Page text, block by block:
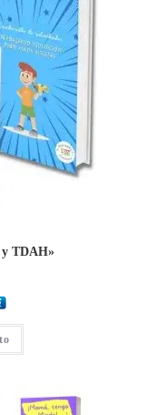
TDAH»